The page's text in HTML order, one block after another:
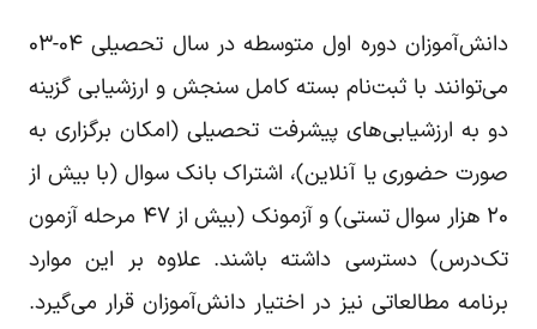
دانش‌آموزان دوره اول متوسطه در سال تحصیلی ۰۴-۰۳
می‌توانند با ثبت‌نام بسته کامل سنجش و ارزشیابی گزینه
دو به ارزشیابی‌های پیشرفت تحصیلی (امکان برگزاری به
صورت حضوری یا آنلاین)، اشتراک بانک سوال (با بیش از
۲۰ هزار سوال تستی) و آزمونک (بیش از ۴۷ مرحله آزمون
تک‌درس) دسترسی داشته باشند. علاوه بر این موارد
برنامه‌ مطالعاتی نیز در اختیار دانش‌آموزان قرار می‌گیرد.